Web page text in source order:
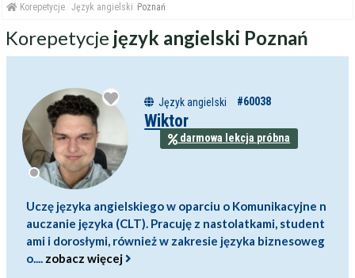
Korepetycje Język angielski Poznań
Korepetycje język angielski Poznań
Język angielski #60038
Wiktor
darmowa lekcja próbna
Uczę języka angielskiego w oparciu o Komunikacyjne n
auczanie języka (CLT). Pracuję z nastolatkami, student
ami i dorosłymi, również w zakresie języka biznesoweg
o.... zobacz więcej